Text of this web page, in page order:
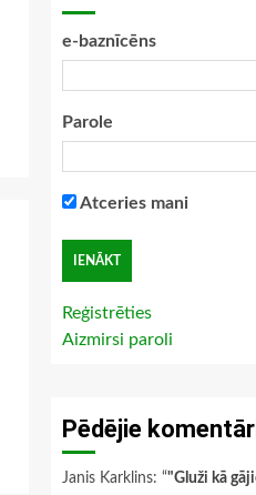
e-baznīcēns
Parole
Atceries mani
Reģistrēties
Aizmirsi paroli
Pēdējie
Janis Karklins: “"Gluži kā